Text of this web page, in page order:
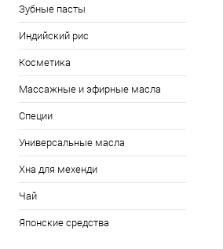
Зубные пасты
Индийский рис
Косметика
Массажные и эфирные масла
Специи
Универсальные масла
Хна для мехенди
Чай
Японские средства